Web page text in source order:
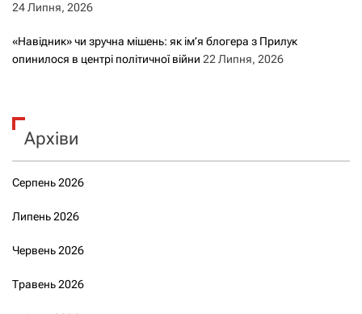
24 Липня, 2026
«Навідник» чи зручна мішень: як ім’я блогера з Прилук
опинилося в центрі політичної війни 22 Липня, 2026
Архіви
Серпень 2026
Липень 2026
Червень 2026
Травень 2026